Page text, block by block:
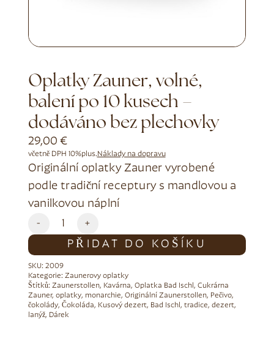
Oplatky Zauner, volné,
balení po 10 kusech –
dodáváno bez plechovky
29,00 €
včetně DPH 10%plus.Náklady na dopravu
Originální oplatky Zauner vyrobené
podle tradiční receptury s mandlovou a
vanilkovou náplní
- +
PŘIDAT DO KOŠÍKU
Alternative:
SKU: 2009
Kategorie: Zaunerovy oplatky
Štítků: Zaunerstollen, Kavárna, Oplatka Bad Ischl , Cukrárna
Zauner, oplatky, monarchie, Originální Zaunerstollen, Pečivo,
čokolády, Čokoláda, Kusový dezert, Bad Ischl , tradice, dezert,
lanýž, Dárek